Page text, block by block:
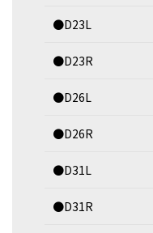
●D23L
●D23R
●D26L
●D26R
●D31L
●D31R